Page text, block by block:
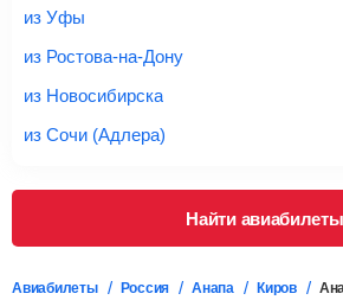
правило, сразу купить билет с
дополнительно оплачивать его в
Важно:При покупке билета
проверять на официальном сайте
багаж в стоимость.
Подробная информация о перевозке
из Уфы
из Ростова-на-Дону
из Новосибирска
из Сочи (Адлера)
Найти авиабилеты
Авиабилеты Россия Анапа Киров